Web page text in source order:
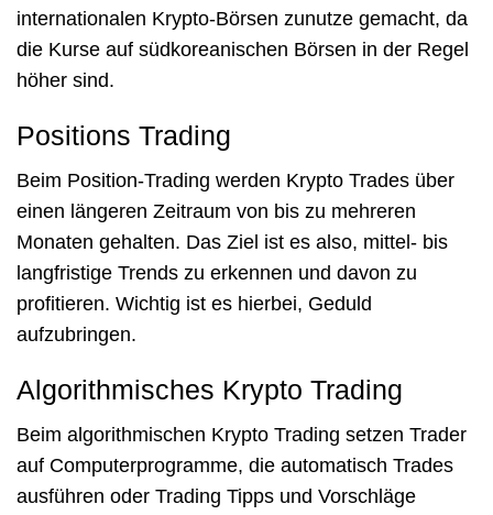
internationalen Krypto-Börsen zunutze gemacht, da
die Kurse auf südkoreanischen Börsen in der Regel
höher sind.
Positions Trading
Beim Position-Trading werden Krypto Trades über
einen längeren Zeitraum von bis zu mehreren
Monaten gehalten. Das Ziel ist es also, mittel- bis
langfristige Trends zu erkennen und davon zu
profitieren. Wichtig ist es hierbei, Geduld
aufzubringen.
Algorithmisches Krypto Trading
Beim algorithmischen Krypto Trading setzen Trader
auf Computerprogramme, die automatisch Trades
ausführen oder Trading Tipps und Vorschläge